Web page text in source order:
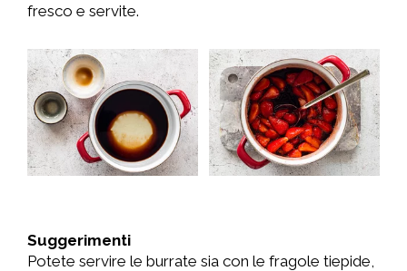
fresco e servite.
Suggerimenti
Potete servire le burrate sia con le fragole tiepide,